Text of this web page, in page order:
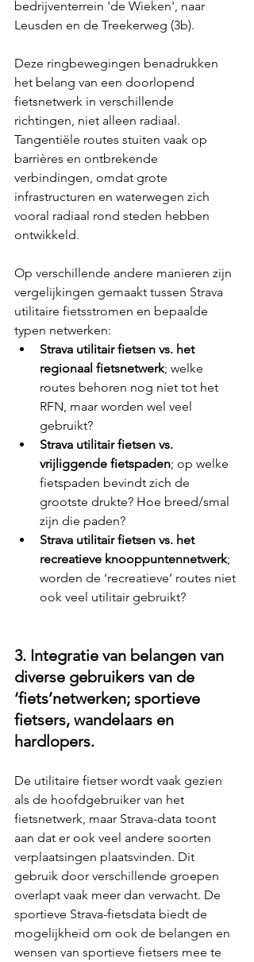
bedrijventerrein 'de Wieken', naar
Leusden en de Treekerweg (3b).
Deze ringbewegingen benadrukken
het belang van een doorlopend
fietsnetwerk in verschillende
richtingen, niet alleen radiaal.
Tangentiële routes stuiten vaak op
barrières en ontbrekende
verbindingen, omdat grote
infrastructuren en waterwegen zich
vooral radiaal rond steden hebben
ontwikkeld.
Op verschillende andere manieren zijn
vergelijkingen gemaakt tussen Strava
utilitaire fietsstromen en bepaalde
typen netwerken:
Strava utilitair fietsen vs. het
regionaal fietsnetwerk; welke
routes behoren nog niet tot het
RFN, maar worden wel veel
gebruikt?
Strava utilitair fietsen vs.
vrijliggende fietspaden; op welke
fietspaden bevindt zich de
grootste drukte? Hoe breed/smal
zijn die paden?
Strava utilitair fietsen vs. het
recreatieve knooppuntennetwerk;
worden de ‘recreatieve’ routes niet
ook veel utilitair gebruikt?
3. Integratie van belangen van
diverse gebruikers van de
‘fiets’netwerken; sportieve
fietsers, wandelaars en
hardlopers.
De utilitaire fietser wordt vaak gezien
als de hoofdgebruiker van het
fietsnetwerk, maar Strava-data toont
aan dat er ook veel andere soorten
verplaatsingen plaatsvinden. Dit
gebruik door verschillende groepen
overlapt vaak meer dan verwacht. De
sportieve Strava-fietsdata biedt de
mogelijkheid om ook de belangen en
wensen van sportieve fietsers mee te